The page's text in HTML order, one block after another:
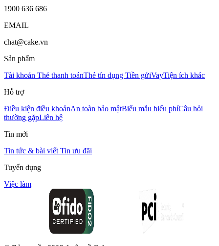
1900 636 686
EMAIL
chat@cake.vn
Sản phẩm
Tài khoản Thẻ thanh toánThẻ tín dụng Tiền gửiVayTiện ích khác
Hỗ trợ
Điều kiện điều khoảnAn toàn bảo mậtBiểu mẫu biểu phíCâu hỏi
thường gặpLiên hệ
Tin mới
Tin tức & bài viết Tin ưu đãi
Tuyển dụng
Việc làm